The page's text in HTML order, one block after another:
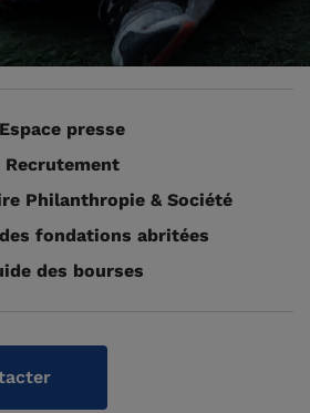
Espace presse
Recrutement
Philanthropie & Société
fondations abritées
des bourses